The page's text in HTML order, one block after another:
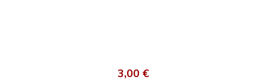
3,00 €